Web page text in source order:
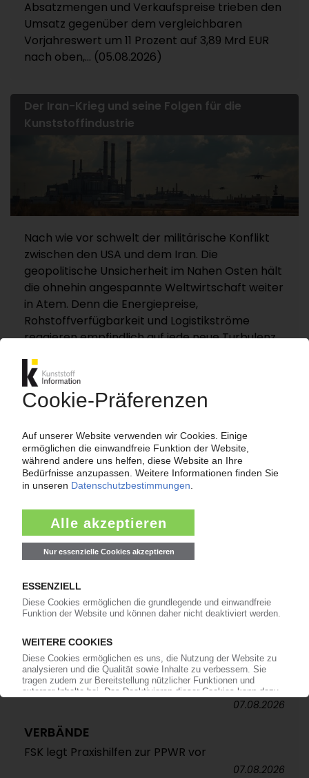
Absatzmengen und Verkaufspreise trieben den
Umsatz gegenüber dem vergleichbaren
Vorjahreswert um 11 Prozent auf 3,89 Mrd EUR
nach oben,... (05.08.2026)
Der Iran-Krieg und seine Folgen für die
Kunststoffindustrie
Nach wie vor schwelt der militärische Konflikt
zwischen den USA und dem Iran. Die
geopolitische Unsicherheit im Nahen Osten hält
die ohnehin angespannte Weltwirtschaft weiter
in Atem. Denn die Energiepreise,
Rohstoffverfügbarkeit und Logistikströme
reagieren empfindlich auf jede neue Turbulenz.
KI – Kunststoff Information dokumentiert und
analysiert die für die Polymermärkte
entscheidenden Entwicklungen rund um die
Themenseite „Nahost-Konflikt“.
Zur Themenseite...
Nachrichten
LANXESS
Preiserhöhung für Adipinsäure / Folge des
ALTAUTO-RECYCLING
TecPart: Verband ruft zur Teilnahme an EU-
Konsultation zum Rezyklatanteil auf /
Öffentliche Webkonferenz soll Industrieposition
abstimmen
07.08.2026
VERBÄNDE
FSK legt Praxishilfen zur PPWR vor
07.08.2026